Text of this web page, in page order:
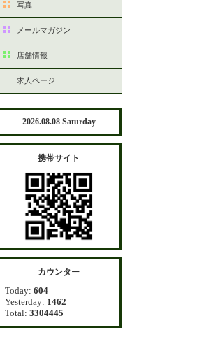
写真
メールマガジン
店舗情報
求人ページ
2026.08.08 Saturday
携帯サイト
カウンター
Today: 604
Yesterday: 1462
Total: 3304445